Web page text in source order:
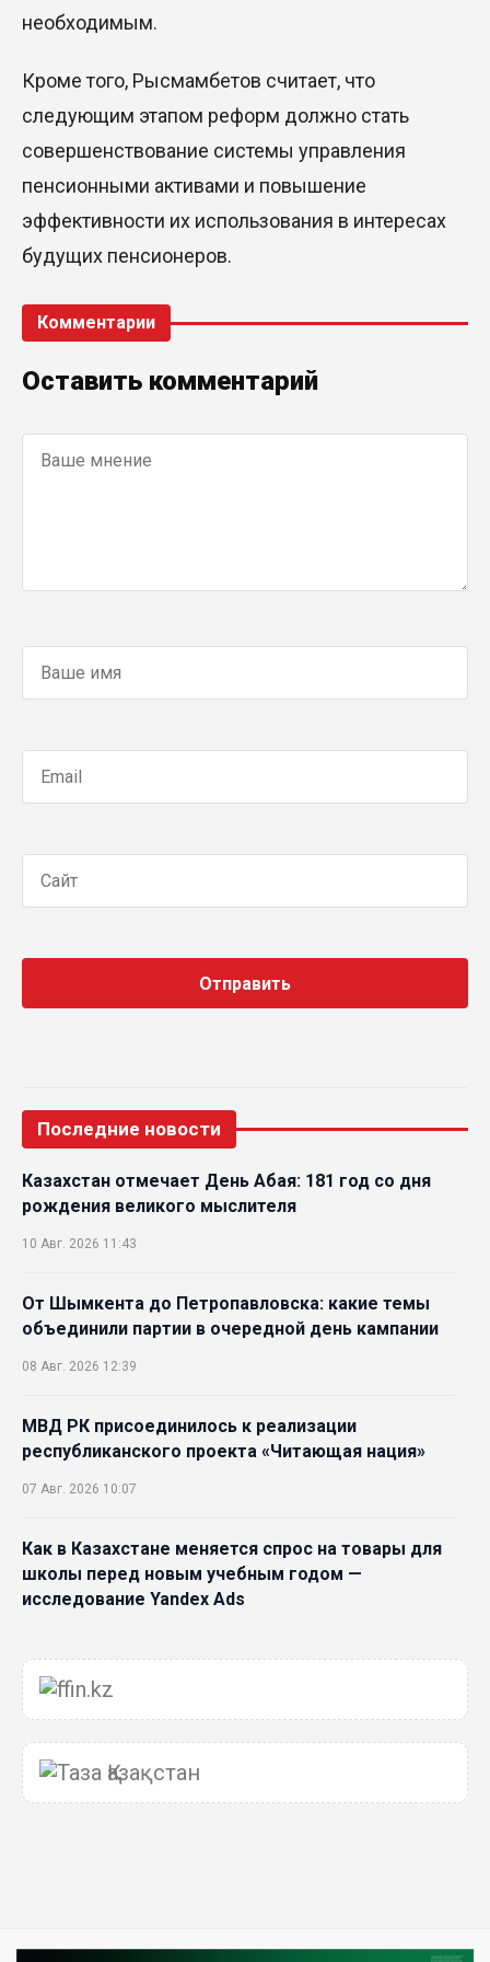
необходимым.
Кроме того, Рысмамбетов считает, что
следующим этапом реформ должно стать
совершенствование системы управления
пенсионными активами и повышение
эффективности их использования в интересах
будущих пенсионеров.
Комментарии
Оставить комментарий
Последние новости
Казахстан отмечает День Абая: 181 год со дня
рождения великого мыслителя
10 Авг. 2026 11:43
От Шымкента до Петропавловска: какие темы
объединили партии в очередной день кампании
08 Авг. 2026 12:39
МВД РК присоединилось к реализации
республиканского проекта «Читающая нация»
07 Авг. 2026 10:07
Как в Казахстане меняется спрос на товары для
школы перед новым учебным годом —
исследование Yandex Ads
«Халық кеңесі станет новой площадкой для
диалога между государством и обществом» –
эксперт о новой Конституции
06 Авг. 2026 15:51